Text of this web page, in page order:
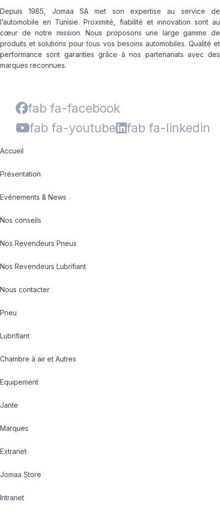
Depuis 1985, Jomaa SA met son expertise au service de
l’automobile en Tunisie. Proximité, fiabilité et innovation sont au
cœur de notre mission. Nous proposons une large gamme de
produits et solutions pour tous vos besoins automobiles. Qualité et
performance sont garanties grâce à nos partenariats avec des
marques reconnues.
fab fa-facebook
fab fa-youtube
fab fa-linkedin
Accueil
Présentation
Evénements & News
Nos conseils
Nos Revendeurs Pneus
Nos Revendeurs Lubrifiant
Nous contacter
Pneu
Lubrifiant
Chambre à air et Autres
Equipement
Jante
Marques
Extranet
Jomaa Store
Intranet